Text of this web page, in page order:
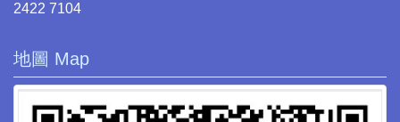
2422 7104
地圖 Map